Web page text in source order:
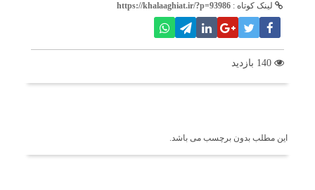
لینک کوتاه : https://khalaaghiat.ir/?p=93986
این مطلب بدون برچسب می باشد.